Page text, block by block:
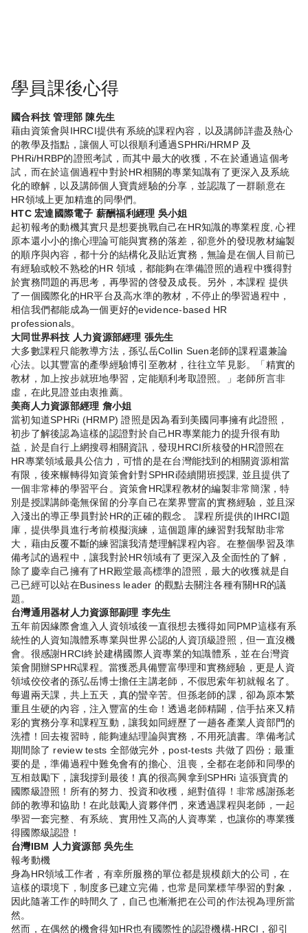
學員課後心得
國合科技 管理部 陳先生
藉由資策會與IHRCI提供有系統的課程內容，以及講師詳盡及熱心
的教學及指點，讓個人可以很順利通過SPHRi/HRMP 及
PHRi/HRBP的證照考試，而其中最大的收獲，不在於通過這個考
試，而在於這個過程中對於HR相關的專業知識有了更深入及系統
化的瞭解，以及講師個人寶貴經驗的分享，並認識了一群願意在
HR領域上更加精進的同學們。
HTC 宏達國際電子 薪酬福利經理 吳小姐
起初報考的動機其實只是想要挑戰自己在HR知識的專業程度, 心裡
原本還小小的擔心理論可能與實務的落差，卻意外的發現教材編製
的順序與內容，都十分的結構化及貼近實務，無論是在個人目前已
有經驗或較不熟稔的HR 領域，都能夠在準備證照的過程中獲得對
於實務問題的再思考，再學習的啓發及成長。另外，本課程 提供
了一個國際化的HR平台及高水準的教材，不停止的學習過程中，
相信我們都能成為一個更好的evidence-based HR
professionals。
大同世界科技 人力資源部經理 張先生
大多數課程只能教導方法，孫弘岳Collin Suen老師的課程還兼論
心法。以其豐富的產學經驗博引至教材，往往立竿見影。「精實的
教材，加上按步就班地學習，定能順利考取證照。」老師所言非
虛，在此見證並由衷推薦。
美商人力資源部經理 詹小姐
當初知道SPHRi (HRMP) 證照是因為看到美國同事擁有此證照，
初步了解後認為這樣的認證對於自己HR專業能力的提升很有助
益，於是自行上網搜尋相關資訊，發現HRCI所核發的HR證照在
HR專業領域最具公信力，可惜的是在台灣能找到的相關資源相當
有限，後來輾轉得知資策會針對SPHRi陸續開班授課, 並且提供了
一個非常棒的學習平台。資策會HR課程教材的編製非常簡潔，特
別是授課講師毫無保留的分享自己在業界豐富的實務經驗，並且深
入淺出的導正學員對於HR的正確的觀念。 課程所提供的IHRCI題
庫，提供學員進行考前模擬演練，這個題庫的練習對我幫助非常
大，藉由反覆不斷的練習讓我清楚理解課程內容。在整個學習及準
備考試的過程中，讓我對於HR領域有了更深入及全面性的了解，
除了慶幸自己擁有了HR殿堂最高標準的證照，最大的收獲就是自
己已經可以站在Business leader 的觀點去關注各種有關HR的議
題。
台灣通用器材人力資源部副理 李先生
五年前因緣際會進入人資領域後一直很想去獲得如同PMP這樣有系
統性的人資知識體系專業與世界公認的人資頂級證照，但一直沒機
會。很感謝HRCI終於建構國際人資專業的知識體系，並在台灣資
策會開辦SPHRi課程。當獲悉具備豐富學理和實務經驗，更是人資
領域佼佼者的孫弘岳博士擔任主講老師，不假思索年初就報名了。
每週兩天課，共上五天，真的蠻辛苦。但孫老師的課，卻為原本繁
重且生硬的內容，注入豐富的生命！透過老師精闢，信手拈來又精
彩的實務分享和課程互動，讓我如同經歷了一趟各產業人資部門的
洗禮！回去複習時，能夠連結理論與實務，不用死讀書。準備考試
期間除了 review tests 全部做完外，post-tests 共做了四份；最重
要的是，準備過程中難免會有的擔心、沮喪，全都在老師和同學的
互相鼓勵下，讓我撐到最後！真的很高興拿到SPHRi 這張寶貴的
國際級證照！所有的努力、投資和收穫，絕對值得！非常感謝孫老
師的教導和協助！在此鼓勵人資夥伴們，來透過課程與老師，一起
學習一套完整、有系統、實用性又高的人資專業，也讓你的專業獲
得國際級認證！
台灣IBM 人力資源部 ​吳先生
報考動機
身為HR領域工作者，有幸所服務的單位都是規模頗大的公司，在
這樣的環境下，制度多已建立完備，也常是同業標竿學習的對象，
因此隨著工作的時間久了，自己也漸漸把在公司的作法視為理所當
然。
然而，在偶然的機會得知HR也有國際性的認證機構-HRCI，卻引